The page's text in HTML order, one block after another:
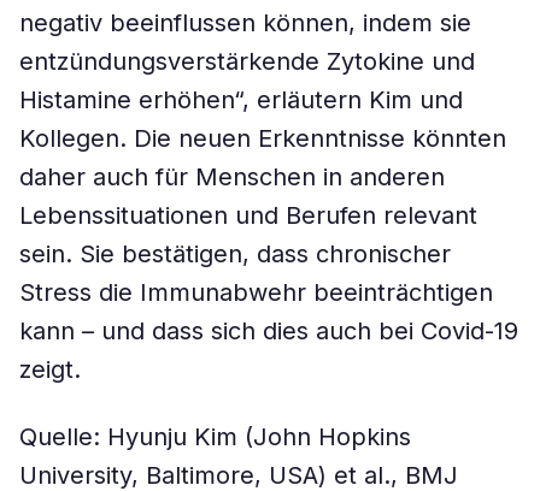
negativ beeinflussen können, indem sie
entzündungsverstärkende Zytokine und
Histamine erhöhen“, erläutern Kim und
Kollegen. Die neuen Erkenntnisse könnten
daher auch für Menschen in anderen
Lebenssituationen und Berufen relevant
sein. Sie bestätigen, dass chronischer
Stress die Immunabwehr beeinträchtigen
kann – und dass sich dies auch bei Covid-19
zeigt.
Quelle: Hyunju Kim (John Hopkins
University, Baltimore, USA) et al., BMJ